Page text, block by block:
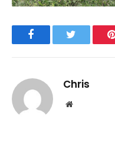
Facebook
Chris
Website